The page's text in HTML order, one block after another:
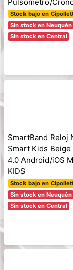
Stock bajo en
Sin stock en Neuquén
Sin stock en Central
SmartBand Reloj
Smart Kids
4.0 Android/iOS
KIDS
Stock bajo en
Sin stock en Neuquén
Sin stock en Central